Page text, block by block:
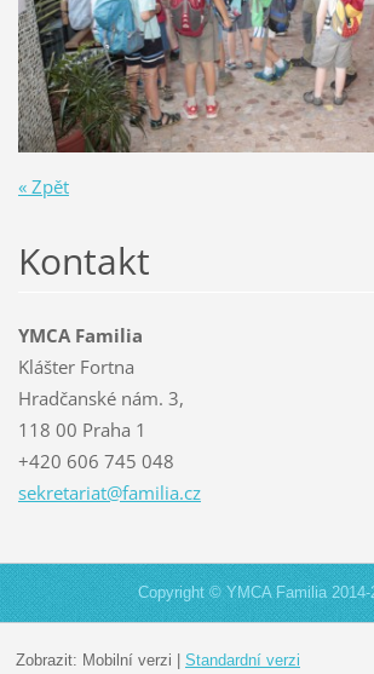
« Zpět
Kontakt
YMCA Familia
Klášter Fortna
Hradčanské nám. 3,
118 00 Praha 1
+420 606 745 048
sekretariat@familia.cz
Copyright © YMCA Familia 2014-
Zobrazit: Mobilní verzi | Standardní verzi